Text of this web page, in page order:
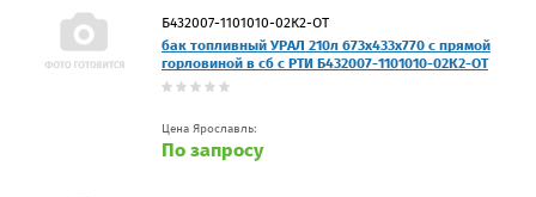
Б432007-1101010-02К2-OT
бак топливный УРАЛ 210л 673х433х770 с прямой
горловиной в сб с РТИ Б432007-1101010-02К2-OT
Цена Ярославль:
По запросу